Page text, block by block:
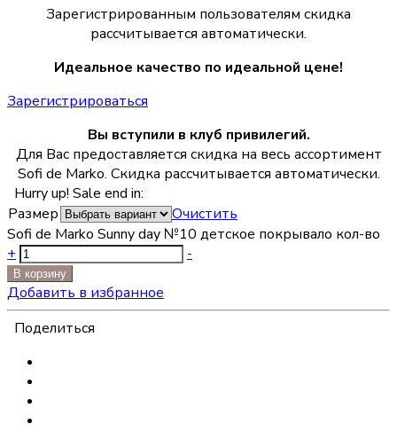
Зарегистрированным пользователям скидка
рассчитывается автоматически.
Идеальное качество по идеальной цене!
Зарегистрироваться
Вы вступили в клуб привилегий.
Для Вас предоставляется скидка на весь ассортимент
Sofi de Marko. Скидка рассчитывается автоматически.
Hurry up! Sale end in:
Размер
Очистить
Sofi de Marko Sunny day №10 детское покрывало кол-во
+
-
В корзину
Добавить в избранное
Поделиться